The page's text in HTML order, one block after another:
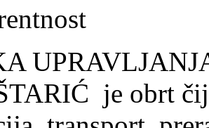
je obrt